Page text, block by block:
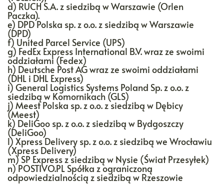
d) RUCH S.A. z siedzibą w Warszawie (Orlen
Paczka).
e) DPD Polska sp. z o.o. z siedzibą w Warszawie
(DPD)
f) United Parcel Service (UPS)
g) FedEx Express International B.V. wraz ze swoimi
oddziałami (Fedex)
h) Deutsche Post AG wraz ze swoimi oddziałami
(DHL i DHL Express)
i) General Logistics Systems Poland Sp. z o.o. z
siedzibą w Komornikach (GLS)
j) Meest Polska sp. z o.o. z siedzibą w Dębicy
(Meest)
k) DeliGoo sp. z o.o. z siedzibą w Bydgoszczy
(DeliGoo)
l) Xpress Delivery sp. z o.o. z siedzibą we Wrocławiu
(Xpress Delivery)
m) SP Express z siedzibą w Nysie (Świat Przesyłek)
n) POSTIVO.PL Spółka z ograniczoną
odpowiedzialnością z siedzibą w Rzeszowie